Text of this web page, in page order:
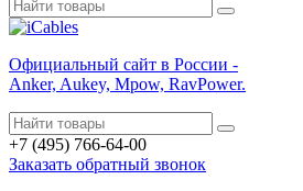
Официальный сайт в России -
Anker, Aukey, Mpow, RavPower.
+7 (495) 766-64-00
Заказать обратный звонок